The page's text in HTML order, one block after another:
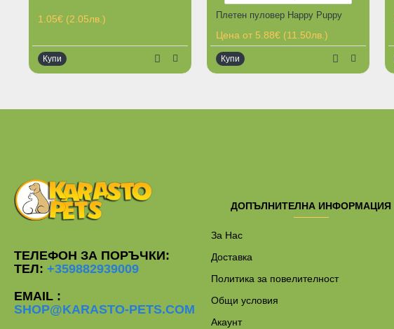
Ограничена наличност
1.05€ (2.05лв.)
Купи
Плетен пуловер Happy Puppy
Цена от 5.88€ (11.50лв.)
Купи
ТЕЛЕФОН ЗА ПОРЪЧКИ:
ТЕЛ: +359882939009
EMAIL :
SHOP@KARASTO-PETS.COM
ДОПЪЛНИТЕЛНА ИНФОРМАЦИЯ
За Нас
Доставка
Политика за повелителност
Общи условия
Акаунт